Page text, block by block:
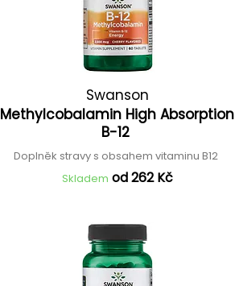
Swanson
Methylcobalamin High Absorption
B-12
Doplněk stravy s obsahem vitaminu B12
Skladem od 262 Kč